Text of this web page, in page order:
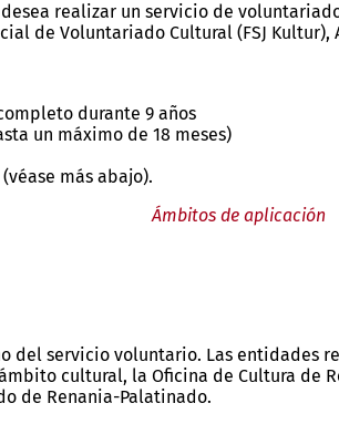
realizar un servicio de
de Voluntariado Cultural (FSJ
durante 9 años
un máximo de 18 meses)
más abajo).
Ámbitos de aplicación
del servicio voluntario. Las
cultural, la Oficina de Cultura
de Renania-Palatinado.